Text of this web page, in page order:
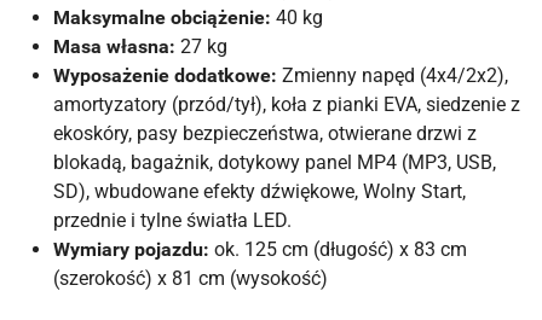
Maksymalne obciążenie: 40 kg
Masa własna: 27 kg
Wyposażenie dodatkowe: Zmienny napęd (4x4/2x2),
amortyzatory (przód/tył), koła z pianki EVA, siedzenie z
ekoskóry, pasy bezpieczeństwa, otwierane drzwi z
blokadą, bagażnik, dotykowy panel MP4 (MP3, USB,
SD), wbudowane efekty dźwiękowe, Wolny Start,
przednie i tylne światła LED.
Wymiary pojazdu: ok. 125 cm (długość) x 83 cm
(szerokość) x 81 cm (wysokość)